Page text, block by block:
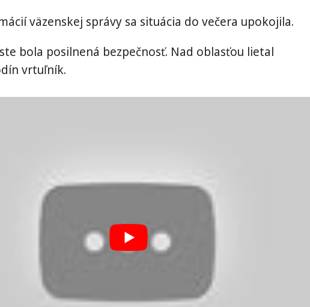
väzenskej správy sa situácia do večera upokojila.
bola posilnená bezpečnosť. Nad oblasťou lietal
vrtuľník.